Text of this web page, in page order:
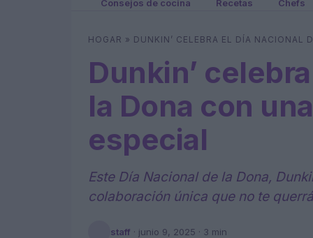
Consejos de cocina Recetas Chefs
HOGAR » DUNKIN’ CELEBRA EL DÍA NACIONAL
Dunkin’
la Dona con
especial
Este Día Nacional de la Dona,
colaboración única que no te
staff · junio 9, 2025 · 3 min